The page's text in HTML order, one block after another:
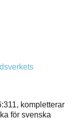
kompletterar
för svenska